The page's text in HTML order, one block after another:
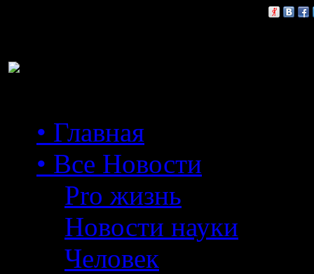
• Главная
• Все Новости
Pro жизнь
Новости науки
Человек